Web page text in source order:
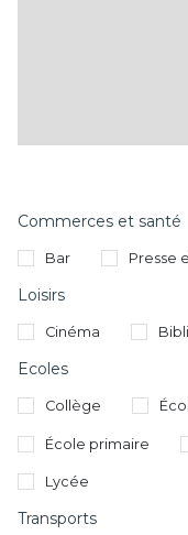
Commerces et santé
Bar Presse
Loisirs
Cinéma
Ecoles
Collège
École primaire
Lycée
Transports